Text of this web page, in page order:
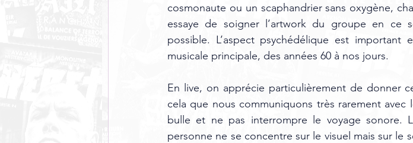
cosmonaute ou un scaphandrier sans oxygène,
essaye de soigner l’artwork du groupe en ce
possible. L’aspect psychédélique est
musicale principale, des années 60 à nos jours.
En live, on apprécie particulièrement de donner
cela que nous communiquons très rarement avec
bulle et ne pas interrompre le voyage sonore.
personne ne se concentre sur le visuel mais sur le